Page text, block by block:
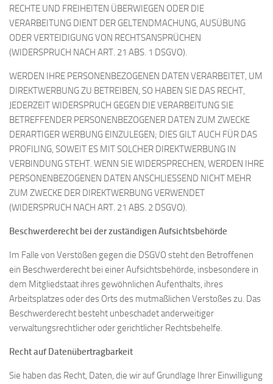
RECHTE UND FREIHEITEN ÜBERWIEGEN ODER DIE
VERARBEITUNG DIENT DER GELTENDMACHUNG, AUSÜBUNG
ODER VERTEIDIGUNG VON RECHTSANSPRÜCHEN
(WIDERSPRUCH NACH ART. 21 ABS. 1 DSGVO).
WERDEN IHRE PERSONENBEZOGENEN DATEN VERARBEITET, UM
DIREKTWERBUNG ZU BETREIBEN, SO HABEN SIE DAS RECHT,
JEDERZEIT WIDERSPRUCH GEGEN DIE VERARBEITUNG SIE
BETREFFENDER PERSONENBEZOGENER DATEN ZUM ZWECKE
DERARTIGER WERBUNG EINZULEGEN; DIES GILT AUCH FÜR DAS
PROFILING, SOWEIT ES MIT SOLCHER DIREKTWERBUNG IN
VERBINDUNG STEHT. WENN SIE WIDERSPRECHEN, WERDEN IHRE
PERSONENBEZOGENEN DATEN ANSCHLIESSEND NICHT MEHR
ZUM ZWECKE DER DIREKTWERBUNG VERWENDET
(WIDERSPRUCH NACH ART. 21 ABS. 2 DSGVO).
Beschwerderecht bei der zuständigen Aufsichtsbehörde
Im Falle von Verstößen gegen die DSGVO steht den Betroffenen
ein Beschwerderecht bei einer Aufsichtsbehörde, insbesondere in
dem Mitgliedstaat ihres gewöhnlichen Aufenthalts, ihres
Arbeitsplatzes oder des Orts des mutmaßlichen Verstoßes zu. Das
Beschwerderecht besteht unbeschadet anderweitiger
verwaltungsrechtlicher oder gerichtlicher Rechtsbehelfe.
Recht auf Datenübertragbarkeit
Sie haben das Recht, Daten, die wir auf Grundlage Ihrer Einwilligung